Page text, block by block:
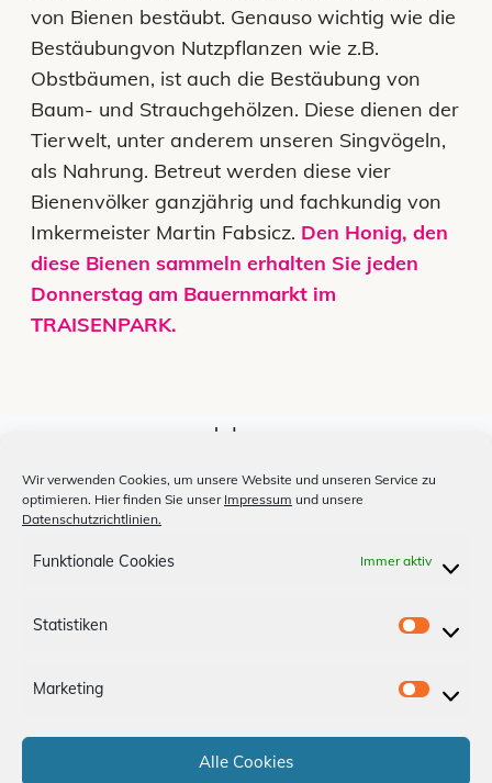
Wir verwenden Cookies, um unsere Website und unseren Service zu
optimieren. Hier finden Sie unser Impressum und unsere
Datenschutzrichtlinien.
Funktionale Cookies Immer aktiv
Statistiken
t
Marketing
M
a
Alle Cookies
von Bienen bestäubt. Genauso wichtig wie die
Bestäubungvon Nutzpflanzen wie z.B.
Obstbäumen, ist auch die Bestäubung von
Baum- und Strauchgehölzen. Diese dienen der
Tierwelt, unter anderem unseren Singvögeln,
als Nahrung. Betreut werden diese vier
Bienenvölker ganzjährig und fachkundig von
Imkermeister Martin Fabsicz. Den Honig, den
diese Bienen sammeln erhalten Sie jeden
Donnerstag am Bauernmarkt im
TRAISENPARK.
Jobs
Unsere Medien
Billardclub
App-AGBs
Kontakt